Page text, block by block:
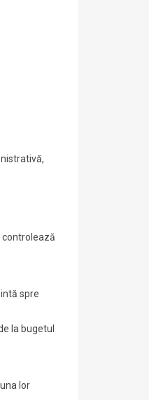
controlează
spre
la bugetul
lor